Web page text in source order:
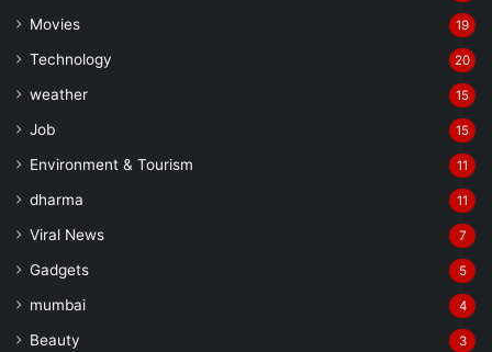
Movies 19
Technology 20
weather 15
Job 15
Environment & Tourism 11
dharma 11
Viral News 7
Gadgets 5
mumbai 4
Beauty 3